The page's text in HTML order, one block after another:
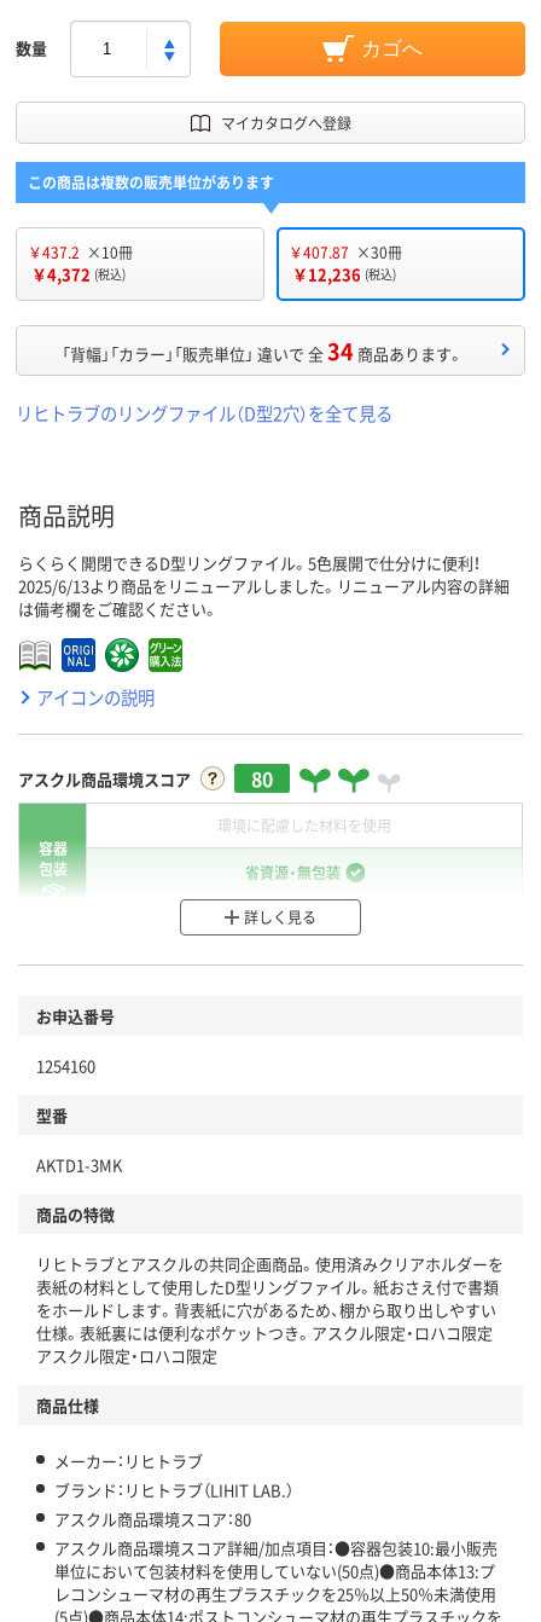
数量 カゴへ
マイカタログへ登録
この商品は複数の販売単位があります
￥437.2 ×10冊
￥4,372 (税込)
￥407.87 ×30冊
￥12,236 (税込)
「背幅」「カラー」「販売単位」 違いで 全34 商品あります。
リヒトラブのリングファイル（D型2穴）を全て見る
商品説明
らくらく開閉できるD型リングファイル。5色展開で仕分けに便利！
2025/6/13より商品をリニューアルしました。リニューアル内容の詳細
は備考欄をご確認ください。
アイコンの説明
アスクル商品環境スコア 80
容器
包装
環境に配慮した材料を使用
省資源・無包装
分別・リサイクルしやすい設計
本体
仕組
この商品の環境配慮ポイントです。下記商品詳細「
アスクル商品環境スコア詳細／加点項目
」で確認できます。
詳しく見る
お申込番号
1254160
型番
AKTD1-3MK
商品の特徴
リヒトラブとアスクルの共同企画商品。使用済みクリアホルダーを
表紙の材料として使用したD型リングファイル。紙おさえ付で書類
をホールドします。背表紙に穴があるため、棚から取り出しやすい
仕様。表紙裏には便利なポケットつき。アスクル限定・ロハコ限定
アスクル限定・ロハコ限定
商品仕様
メーカー：リヒトラブ
ブランド：リヒトラブ（LIHIT LAB.）
アスクル商品環境スコア：80
アスクル商品環境スコア詳細/加点項目：●容器包装10:最小販売
単位において包装材料を使用していない(50点)●商品本体13:プ
レコンシューマ材の再生プラスチックを25％以上50％未満使用
(5点)●商品本体14:ポストコンシューマ材の再生プラスチックを